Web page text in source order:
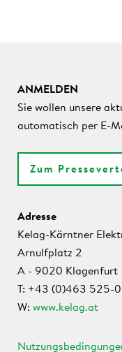
ANMELDEN
Sie wollen unsere
automatisch per E-
Zum
Adresse
Kelag-Kärntner
Arnulfplatz 2
A - 9020 Klagenfurt
T: +43 (0)463 525-0
W: www.kelag.at